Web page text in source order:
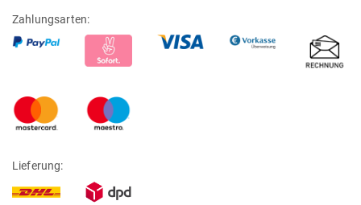
Zahlungsarten:
Lieferung: